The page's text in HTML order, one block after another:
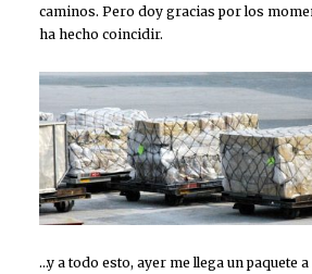
caminos. Pero doy gracias por los
ha hecho coincidir.
…y a todo esto, ayer me llega un paquete a